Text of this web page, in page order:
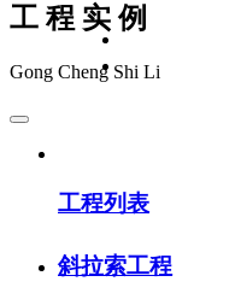
工 程 实 例
Gong Cheng Shi Li
工程列表
斜拉索工程